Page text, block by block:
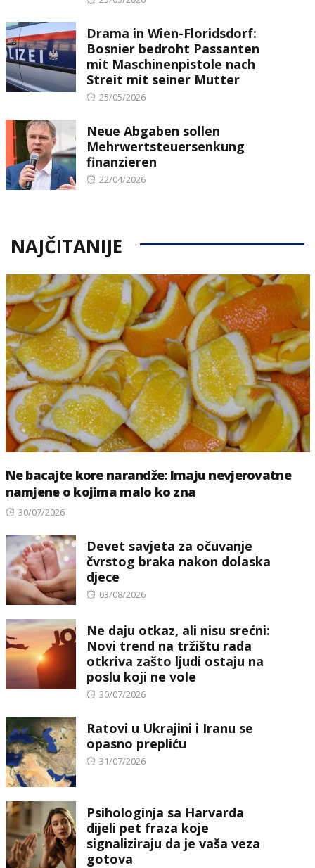
Drama in Wien-Floridsdorf:
Bosnier bedroht Passanten
mit Maschinenpistole nach
Streit mit seiner Mutter
Posted
25/05/2026
Neue Abgaben sollen
Mehrwertsteuersenkung
finanzieren
Posted
22/04/2026
NAJČITANIJE
Ne bacajte kore narandže: Imaju nevjerovatne
namjene o kojima malo ko zna
Posted
30/07/2026
Devet savjeta za očuvanje
čvrstog braka nakon dolaska
djece
Posted
03/08/2026
Ne daju otkaz, ali nisu srećni:
Novi trend na tržištu rada
otkriva zašto ljudi ostaju na
poslu koji ne vole
Posted
30/07/2026
Ratovi u Ukrajini i Iranu se
opasno prepliću
Posted
31/07/2026
Psihologinja sa Harvarda
dijeli pet fraza koje
signaliziraju da je vaša veza
gotova